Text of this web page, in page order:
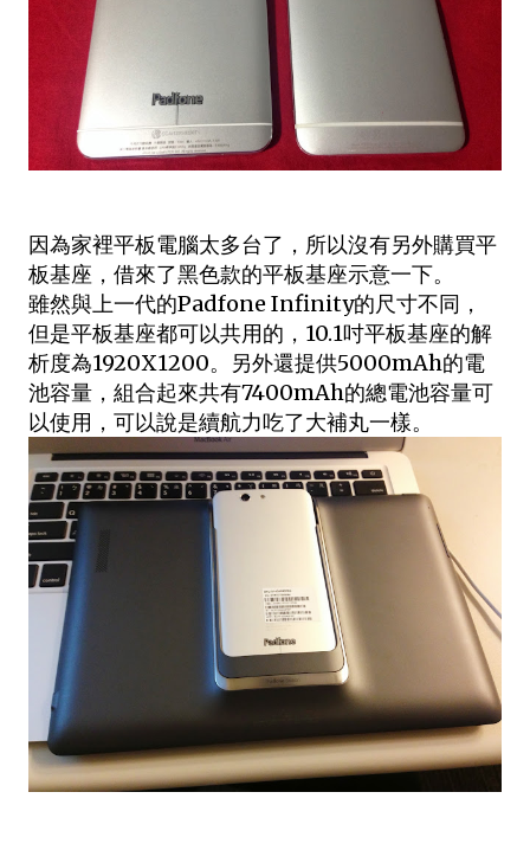
因為家裡平板電腦太多台了，所以沒有另外購買平
板基座，借來了黑色款的平板基座示意一下。
雖然與上一代的Padfone Infinity的尺寸不同，
但是平板基座都可以共用的，10.1吋平板基座的解
析度為1920X1200。另外還提供5000mAh的電
池容量，組合起來共有7400mAh的總電池容量可
以使用，可以說是續航力吃了大補丸一樣。